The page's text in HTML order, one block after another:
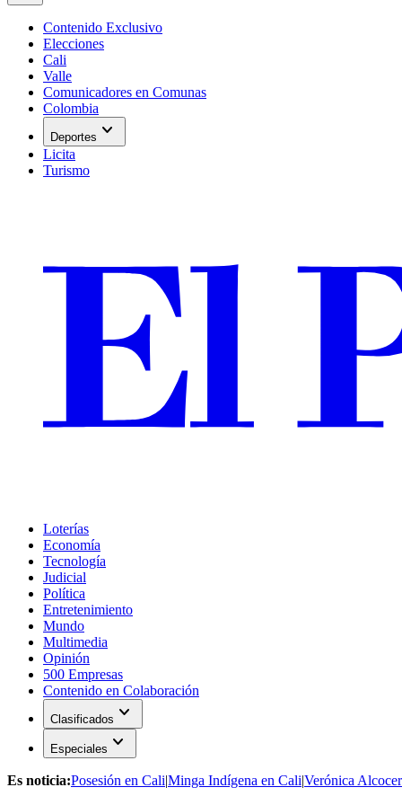
Contenido Exclusivo
Elecciones
Cali
Valle
Comunicadores en Comunas
Colombia
Deportes expand_more
Licita
Turismo
Loterías
Economía
Tecnología
Judicial
Política
Entretenimiento
Mundo
Multimedia
Opinión
500 Empresas
Contenido en Colaboración
Clasificados expand_more
Especiales expand_more
Es noticia:Posesión en Cali|Minga Indígena en Cali|Verónica Alcocer